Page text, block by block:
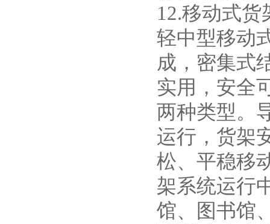
12.移动式货
轻中型移动
成，密集式
实用，安全
两种类型。
运行，货架
松、平稳移
架系统运行
馆、图书馆